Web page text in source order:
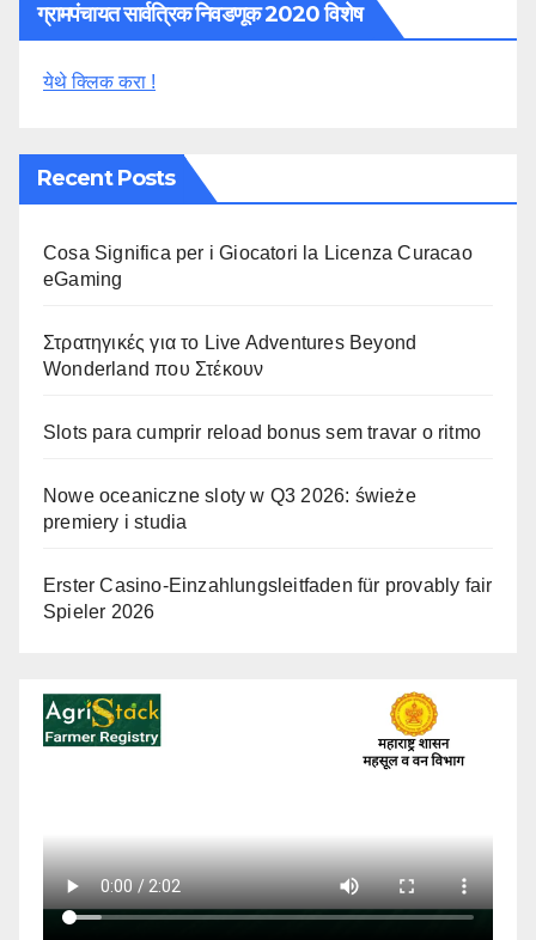
ग्रामपंचायत सार्वत्रिक निवडणूक 2020 विशेष
येथे क्लिक करा !
Recent Posts
Cosa Significa per i Giocatori la Licenza Curacao
eGaming
Στρατηγικές για το Live Adventures Beyond
Wonderland που Στέκουν
Slots para cumprir reload bonus sem travar o ritmo
Nowe oceaniczne sloty w Q3 2026: świeże
premiery i studia
Erster Casino-Einzahlungsleitfaden für provably fair
Spieler 2026